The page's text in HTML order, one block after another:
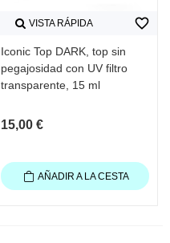
VISTA RÁPIDA
Iconic Top DARK, top sin
pegajosidad con UV filtro
transparente, 15 ml
15,00 €
favorite_border
AÑADIR A LA CESTA